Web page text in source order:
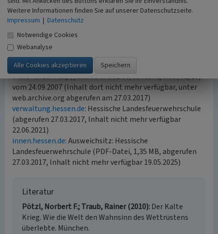
Bunker: „Der Name der Rose“, in: Der Spiegel 10/1993 vom
08.03.1993, S. 98-99.
Internet
de.wikipedia.org: Kloster Eberbach (abgerufen 27.03.2017)
web.archive.org: Archivierter Eintrag von „Macht aus der
Tiefe“ unter http://ausweichsitz.de/content/view/71/39/
vom 24.09.2007 (Inhalt dort nicht mehr verfügbar, unter
web.archive.org abgerufen am 27.03.2017)
verwaltung.hessen.de: Hessische Landesfeuerwehrschule
(abgerufen 27.03.2017, Inhalt nicht mehr verfügbar
22.06.2021)
innen.hessen.de: Ausweichsitz: Hessische
Landesfeuerwehrschule (PDF-Datei, 1,35 MB, abgerufen
27.03.2017, Inhalt nicht mehr verfügbar 19.05.2025)
Literatur
Pötzl, Norbert F.; Traub, Rainer (2010) Der Kalte
Krieg. Wie die Welt den Wahnsinn des Wettrüstens
überlebte. München.
Weitere Informationen finden Sie auf unserer Datenschutzseite.
Impressum | Datenschutz
Notwendige Cookies
Webanalyse